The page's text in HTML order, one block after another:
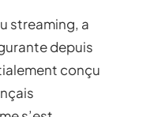
streaming, a
depuis
conçu